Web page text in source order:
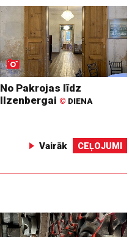
No Pakrojas līdz
Ilzenbergai © DIENA
Vairāk CEĻOJUMI